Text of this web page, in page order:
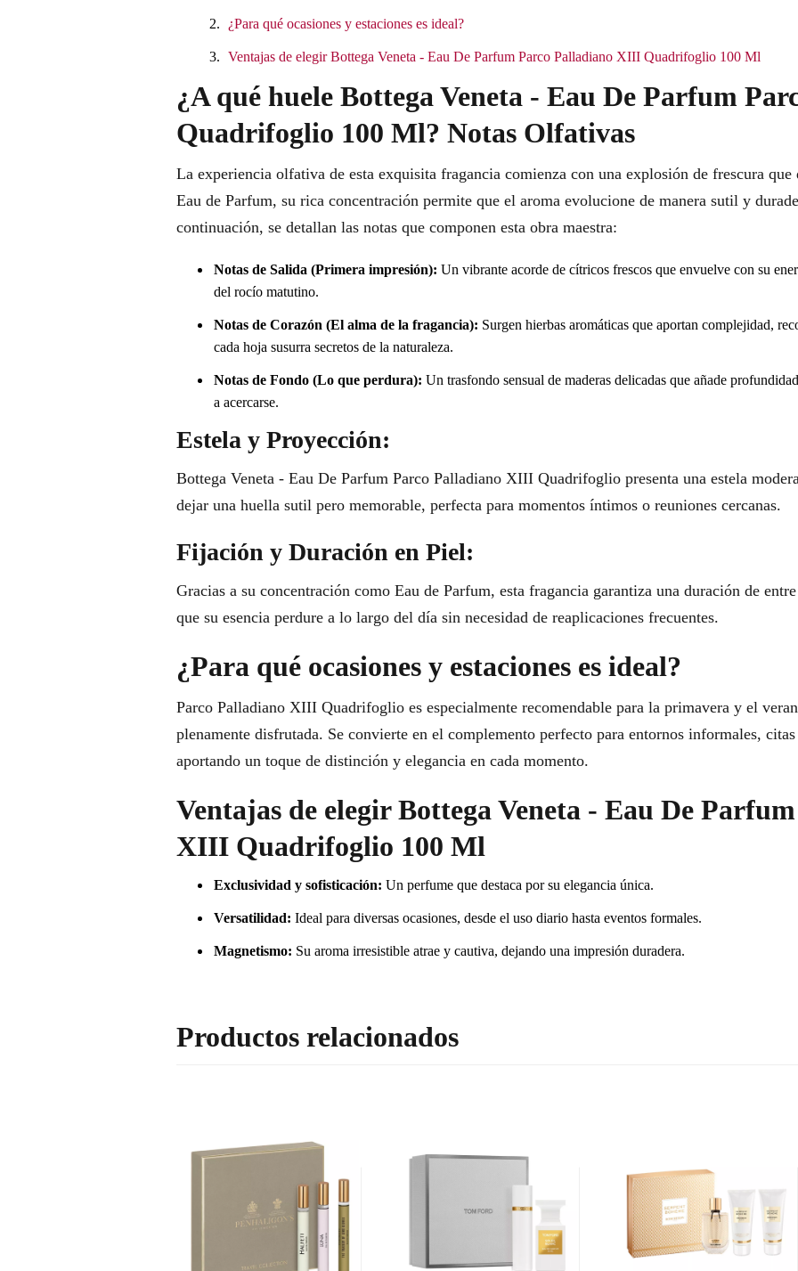
¿Para qué ocasiones y estaciones es ideal?
Ventajas de elegir Bottega Veneta - Eau De Parfum Parco Palladiano XIII Quadrifoglio 100 Ml
¿A qué huele Bottega Veneta - Eau De Parfum
Quadrifoglio 100 Ml? Notas Olfativas
La experiencia olfativa de esta exquisita fragancia comienza con una explosión de frescura
Eau de Parfum, su rica concentración permite que el aroma evolucione de manera sutil y
continuación, se detallan las notas que componen esta obra maestra:
Notas de Salida (Primera impresión): Un vibrante acorde de cítricos frescos que envuelve con su
del rocío matutino.
Notas de Corazón (El alma de la fragancia): Surgen hierbas aromáticas que aportan complejidad,
cada hoja susurra secretos de la naturaleza.
Notas de Fondo (Lo que perdura): Un trasfondo sensual de maderas delicadas que añade
a acercarse.
Estela y Proyección:
Bottega Veneta - Eau De Parfum Parco Palladiano XIII Quadrifoglio presenta una estela
dejar una huella sutil pero memorable, perfecta para momentos íntimos o reuniones cercanas.
Fijación y Duración en Piel:
Gracias a su concentración como Eau de Parfum, esta fragancia garantiza una duración de
que su esencia perdure a lo largo del día sin necesidad de reaplicaciones frecuentes.
¿Para qué ocasiones y estaciones es ideal?
Parco Palladiano XIII Quadrifoglio es especialmente recomendable para la primavera y el
plenamente disfrutada. Se convierte en el complemento perfecto para entornos informales,
aportando un toque de distinción y elegancia en cada momento.
Ventajas de elegir Bottega Veneta - Eau De
XIII Quadrifoglio 100 Ml
Exclusividad y sofisticación: Un perfume que destaca por su elegancia única.
Versatilidad: Ideal para diversas ocasiones, desde el uso diario hasta eventos formales.
Magnetismo: Su aroma irresistible atrae y cautiva, dejando una impresión duradera.
Productos relacionados